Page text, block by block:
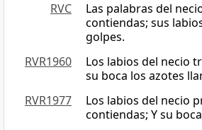
RVC
Las palabras del
contiendas; sus
golpes.
RVR1960
Los labios del necio
su boca los azotes
RVR1977
Los labios del necio
contiendas; Y su